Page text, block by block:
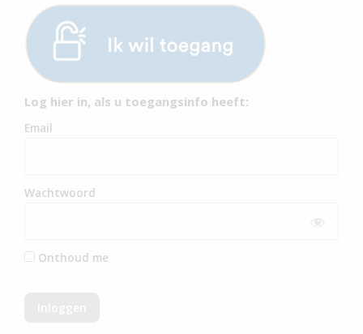
Log hier in, als u toegangsinfo heeft:
Email
Wachtwoord
Onthoud me